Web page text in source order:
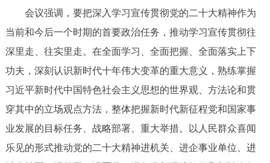
한국어
ESPAÑOL العربية PORTUGUÊS
ITALIANO
会议强调，要把深入学习宣传贯彻党的二十大精神作为
当前和今后一个时期的首要政治任务，推动学习宣传贯彻往
深里走、往实里走。在全面学习、全面把握、全面落实上下
功夫，深刻认识新时代十年伟大变革的重大意义，熟练掌握
习近平新时代中国特色社会主义思想的世界观、方法论和贯
穿其中的立场观点方法，整体把握新时代新征程党和国家事
业发展的目标任务、战略部署、重大举措。以人民群众喜闻
乐见的形式推动党的二十大精神进机关、进企事业单位、进